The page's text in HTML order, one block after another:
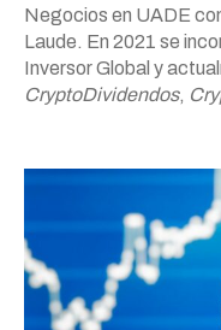
Negocios en UADE
Laude. En 2021 se
Inversor Global y
CryptoDividendos,